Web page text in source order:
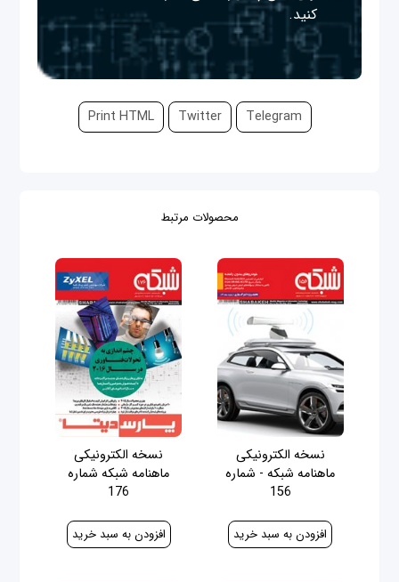
کنید.
Telegram
Twitter
Print HTML
محصولات مرتبط
نسخه الکترونیکی
ماهنامه شبکه - شماره
156
نسخه الکترونیکی
ماهنامه شبکه شماره
176